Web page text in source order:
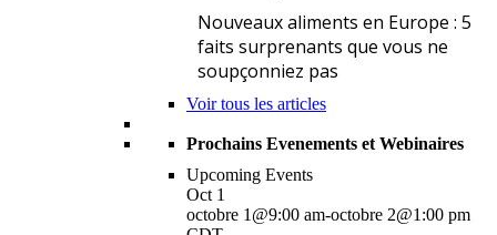
Nouveaux aliments en Europe : 5
faits surprenants que vous ne
soupçonniez pas
Voir tous les articles
Prochains Evenements et Webinaires
Upcoming Events
Oct 1
octobre 1@9:00 am-octobre 2@1:00 pm